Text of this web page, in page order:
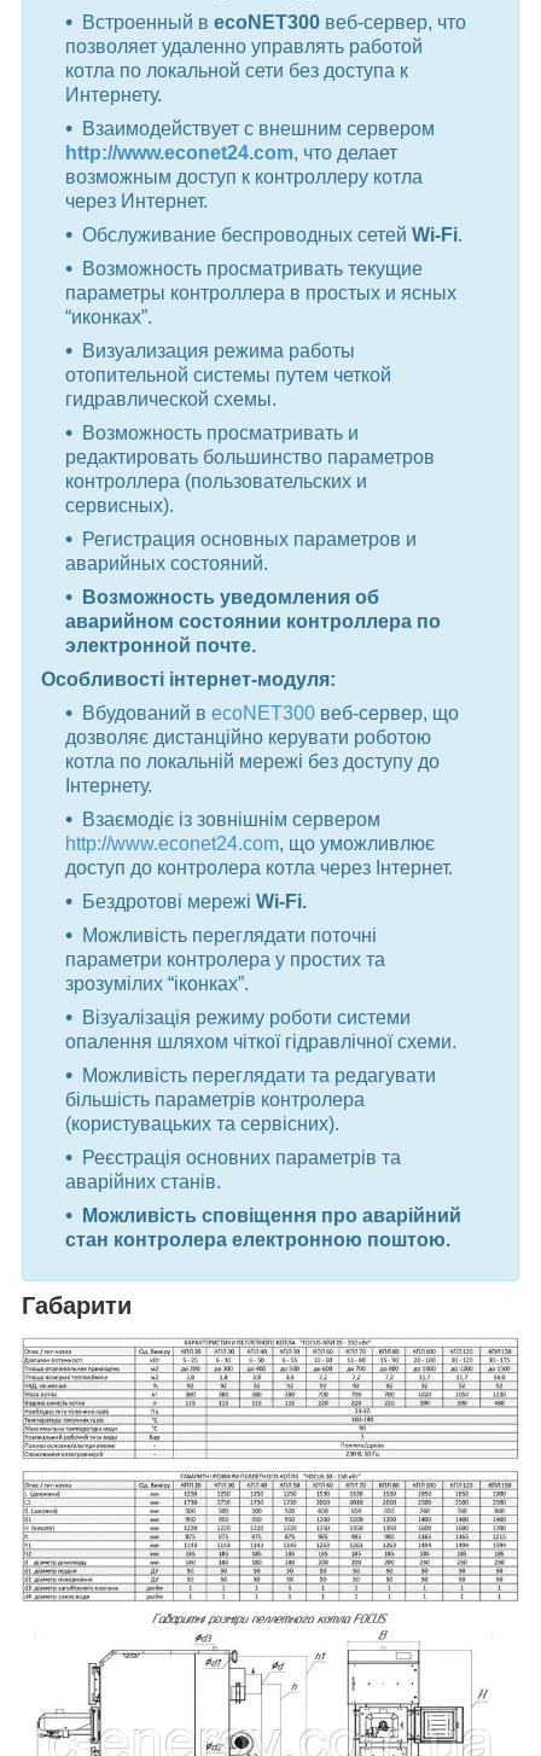
Встроенный в ecoNET300 веб-сервер, что
позволяет удаленно управлять работой
котла по локальной сети без доступа к
Интернету.
Взаимодействует с внешним сервером
http://www.econet24.com, что делает
возможным доступ к контроллеру котла
через Интернет.
Обслуживание беспроводных сетей Wi-Fi.
Возможность просматривать текущие
параметры контроллера в простых и ясных
“иконках”.
Визуализация режима работы
отопительной системы путем четкой
гидравлической схемы.
Возможность просматривать и
редактировать большинство параметров
контроллера (пользовательских и
сервисных).
Регистрация основных параметров и
аварийных состояний.
Возможность уведомления об
аварийном состоянии контроллера по
электронной почте.
Особливості інтернет-модуля:
Вбудований в ecoNET300 веб-сервер, що
дозволяє дистанційно керувати роботою
котла по локальній мережі без доступу до
Інтернету.
Взаємодіє із зовнішнім сервером
http://www.econet24.com, що уможливлює
доступ до контролера котла через Інтернет.
Бездротові мережі Wi-Fi.
Можливість переглядати поточні
параметри контролера у простих та
зрозумілих “іконках”.
Візуалізація режиму роботи системи
опалення шляхом чіткої гідравлічної схеми.
Можливість переглядати та редагувати
більшість параметрів контролера
(користувацьких та сервісних).
Реєстрація основних параметрів та
аварійних станів.
Можливість сповіщення про аварійний
стан контролера електронною поштою.
Габарити